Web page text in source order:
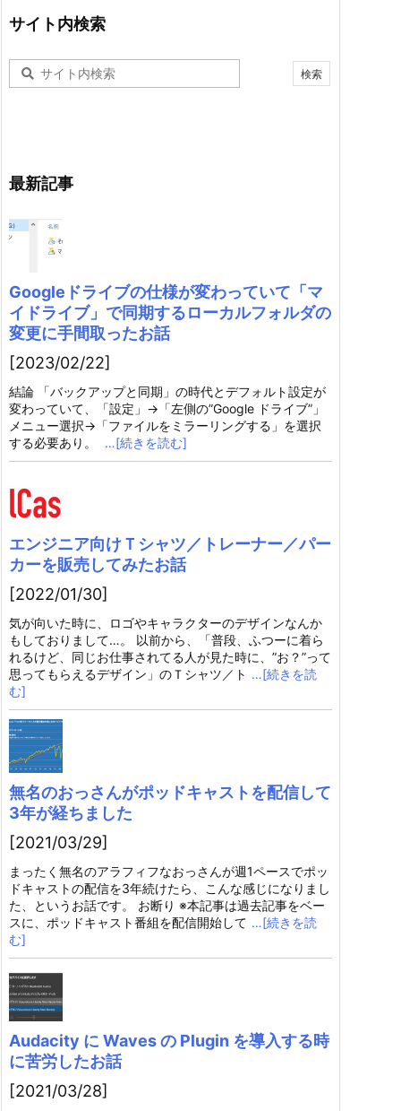
サイト内検索
最新記事
Googleドライブの仕様が変わっていて「マ
イドライブ」で同期するローカルフォルダの
変更に手間取ったお話
[2023/02/22]
結論 「バックアップと同期」の時代とデフォルト設定が
変わっていて、「設定」→「左側の”Google ドライブ”」
メニュー選択→「ファイルをミラーリングする」を選択
する必要あり。
…[続きを読む]
エンジニア向けＴシャツ／トレーナー／パー
カーを販売してみたお話
[2022/01/30]
気が向いた時に、ロゴやキャラクターのデザインなんか
もしておりまして…。 以前から、「普段、ふつーに着ら
れるけど、同じお仕事されてる人が見た時に、”お？”って
思ってもらえるデザイン」のＴシャツ／ト …[続きを読
む]
無名のおっさんがポッドキャストを配信して
3年が経ちました
[2021/03/29]
まったく無名のアラフィフなおっさんが週1ペースでポッ
ドキャストの配信を3年続けたら、こんな感じになりまし
た、というお話です。 お断り ※本記事は過去記事をベー
スに、ポッドキャスト番組を配信開始して …[続きを読
む]
Audacity に Waves の Plugin を導入する時
に苦労したお話
[2021/03/28]